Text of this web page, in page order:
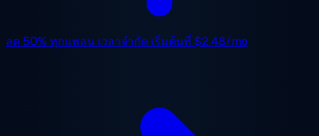
ลด 50% ทุกแพลน เวลาจำกัด เริ่มต้นที่ $2.48/mo